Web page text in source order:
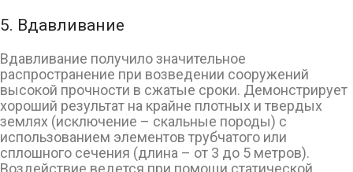
5. Вдавливание
Вдавливание получило значительное
распространение при возведении сооружений
высокой прочности в сжатые сроки. Демонстрирует
хороший результат на крайне плотных и твердых
землях (исключение – скальные породы) с
использованием элементов трубчатого или
сплошного сечения (длина – от 3 до 5 метров).
Воздействие ведется при помощи статической